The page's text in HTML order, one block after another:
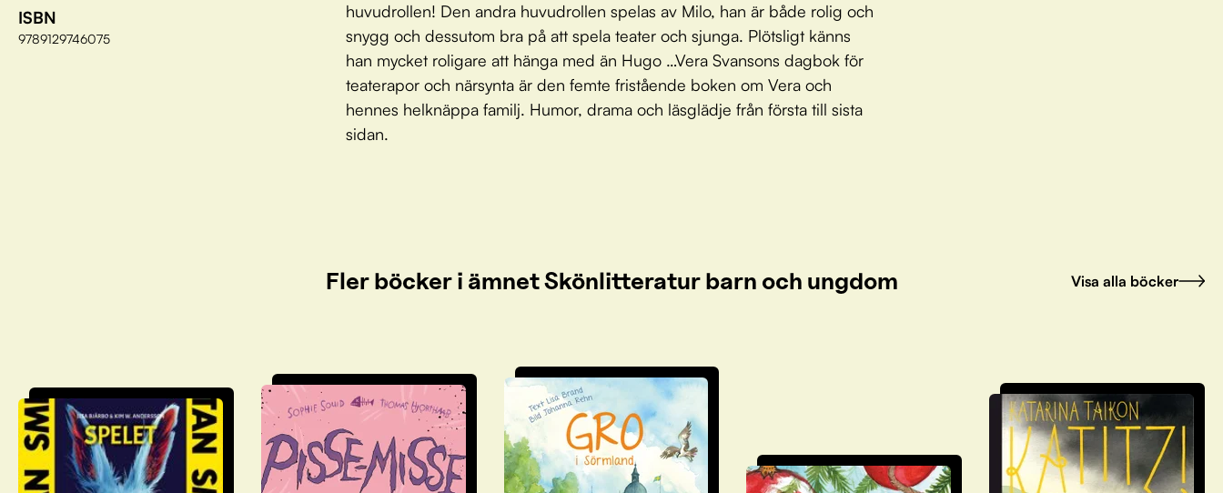
ISBN
9789129746075
huvudrollen! Den andra huvudrollen spelas av Milo, han är både rolig och
snygg och dessutom bra på att spela teater och sjunga. Plötsligt känns
han mycket roligare att hänga med än Hugo …Vera Svansons dagbok för
teaterapor och närsynta är den femte fristående boken om Vera och
hennes helknäppa familj. Humor, drama och läsglädje från första till sista
sidan.
Fler böcker i ämnet Skönlitteratur barn och ungdom Visa alla böcker